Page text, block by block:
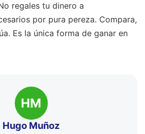
regales tu dinero a
por pura pereza. Compara,
Es la única forma de ganar en
HM
Hugo Muñoz